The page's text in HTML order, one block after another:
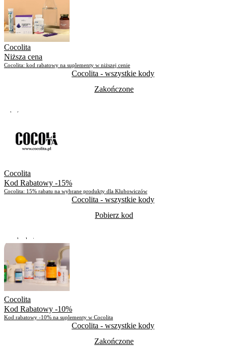
Cocolita
Niższa cena
Cocolita: kod rabatowy na suplementy w niższej cenie
Cocolita - wszystkie kody
Zakończone
Zakończone
Skorzystało539
Cocolita
Kod Rabatowy -15%
Cocolita: 15% rabatu na wybrane produkty dla Klubowiczów
Cocolita - wszystkie kody
Pobierz kod
Do odwołania
Skorzystało 838
Cocolita
Kod Rabatowy -10%
Kod rabatowy -10% na suplementy w Cocolita
Cocolita - wszystkie kody
Zakończone